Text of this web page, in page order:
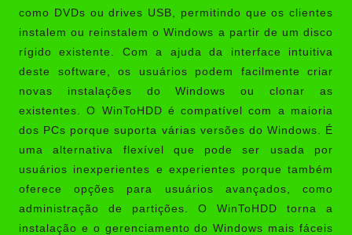
como DVDs ou drives USB, permitindo que os clientes
instalem ou reinstalem o Windows a partir de um disco
rígido existente. Com a ajuda da interface intuitiva
deste software, os usuários podem facilmente criar
novas instalações do Windows ou clonar as
existentes. O WinToHDD é compatível com a maioria
dos PCs porque suporta várias versões do Windows. É
uma alternativa flexível que pode ser usada por
usuários inexperientes e experientes porque também
oferece opções para usuários avançados, como
administração de partições. O WinToHDD torna a
instalação e o gerenciamento do Windows mais fáceis